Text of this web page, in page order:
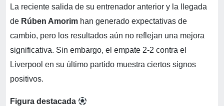
La reciente salida de su entrenador anterior y la llegada
de Rúben Amorim han generado expectativas de
cambio, pero los resultados aún no reflejan una mejora
significativa. Sin embargo, el empate 2-2 contra el
Liverpool en su último partido muestra ciertos signos
positivos.
Figura destacada